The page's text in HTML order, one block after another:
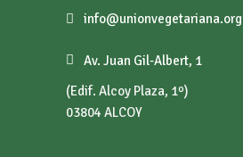
info@unionvegetariana.org
Av. Juan Gil-Albert, 1
(Edif. Alcoy Plaza, 1º)
03804 ALCOY